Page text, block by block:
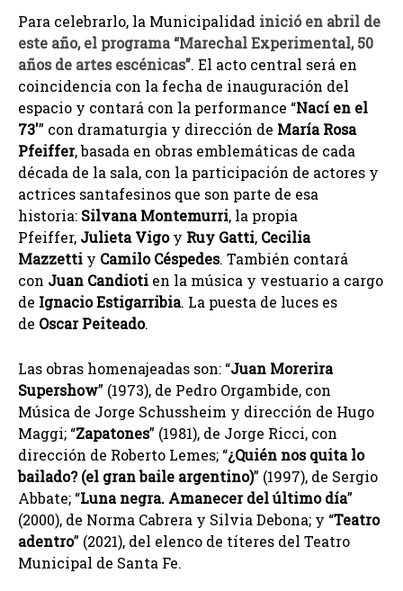
Para celebrarlo, la Municipalidad inició en abril de
este año, el programa “Marechal Experimental, 50
años de artes escénicas”. El acto central será en
coincidencia con la fecha de inauguración del
espacio y contará con la performance “Nací en el
73′” con dramaturgia y dirección de María Rosa
Pfeiffer, basada en obras emblemáticas de cada
década de la sala, con la participación de actores y
actrices santafesinos que son parte de esa
historia: Silvana Montemurri, la propia
Pfeiffer, Julieta Vigoy Ruy Gatti, Cecilia
Mazzetti y Camilo Céspedes. También contará
con Juan Candioti en la música y vestuario a cargo
de Ignacio Estigarribia. La puesta de luces es
de Oscar Peiteado.
Las obras homenajeadas son: “Juan Morerira
Supershow” (1973), de Pedro Orgambide, con
Música de Jorge Schussheim y dirección de Hugo
Maggi; “Zapatones” (1981), de Jorge Ricci, con
dirección de Roberto Lemes; “¿Quién nos quita lo
bailado? (el gran baile argentino)” (1997), de Sergio
Abbate; “Luna negra. Amanecer del último día”
(2000), de Norma Cabrera y Silvia Debona; y “Teatro
adentro” (2021), del elenco de títeres del Teatro
Municipal de Santa Fe.